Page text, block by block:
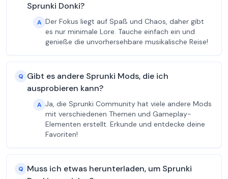
Sprunki Donki?
A Der Fokus liegt auf Spaß und Chaos, daher gibt
es nur minimale Lore. Tauche einfach ein und
genieße die unvorhersehbare musikalische Reise!
Q Gibt es andere Sprunki Mods, die ich
ausprobieren kann?
A Ja, die Sprunki Community hat viele andere Mods
mit verschiedenen Themen und Gameplay-
Elementen erstellt. Erkunde und entdecke deine
Favoriten!
Q Muss ich etwas herunterladen, um Sprunki